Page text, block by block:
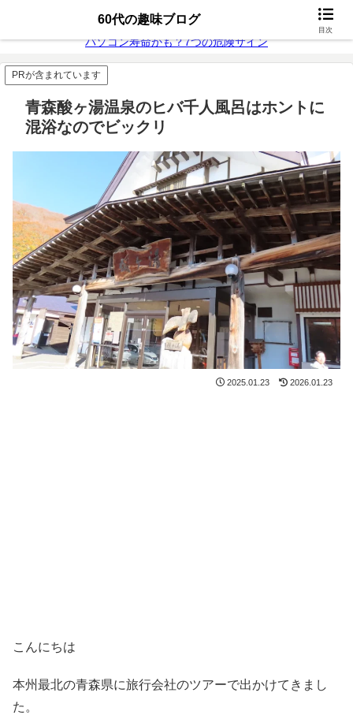
無料動画配信
パソコン寿命かも？7つの危険サイン
PRが含まれています
青森酸ヶ湯温泉のヒバ千人風呂はホントに
混浴なのでビックリ
2025.01.23 2026.01.23
こんにちは
本州最北の青森県に旅行会社のツアーで出かけてきまし
た。
60代の趣味ブログ
目次